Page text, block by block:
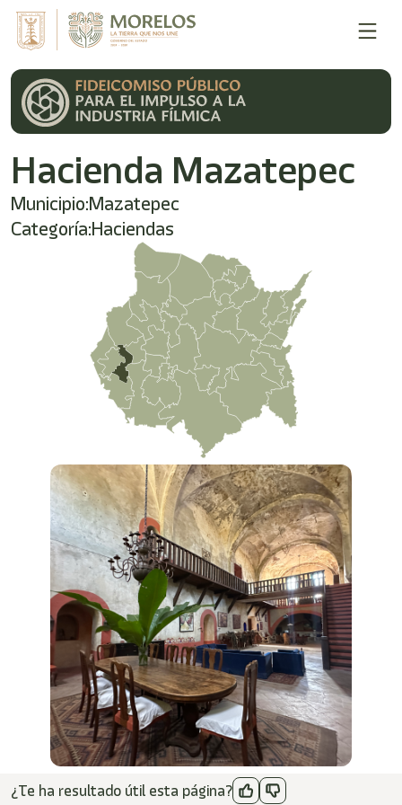
Hacienda Mazatepec
Municipio:Mazatepec
Categoría:Haciendas
¿Te ha resultado útil esta página?